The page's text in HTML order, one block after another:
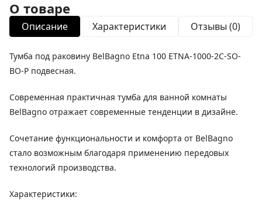
О товаре
Описание Характеристики Отзывы (0)
Тумба под раковину BelBagno Etna 100 ETNA-1000-2C-SO-
BO-P подвесная.
Современная практичная тумба для ванной комнаты
BelBagno отражает современные тенденции в дизайне.
Сочетание функциональности и комфорта от BelBagno
стало возможным благодаря применению передовых
технологий производства.
Характеристики: